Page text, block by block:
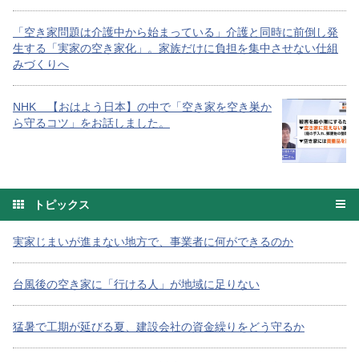
「空き家問題は介護中から始まっている」介護と同時に前倒し発
生する「実家の空き家化」。家族だけに負担を集中させない仕組
みづくりへ
NHK 【おはよう日本】の中で「空き家を空き巣か
ら守るコツ」をお話しました。
トピックス
実家じまいが進まない地方で、事業者に何ができるのか
台風後の空き家に「行ける人」が地域に足りない
猛暑で工期が延びる夏、建設会社の資金繰りをどう守るか